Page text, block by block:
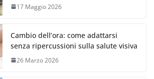
17 Maggio 2026
Cambio dell’ora: come adattarsi
senza ripercussioni sulla salute visiva
26 Marzo 2026